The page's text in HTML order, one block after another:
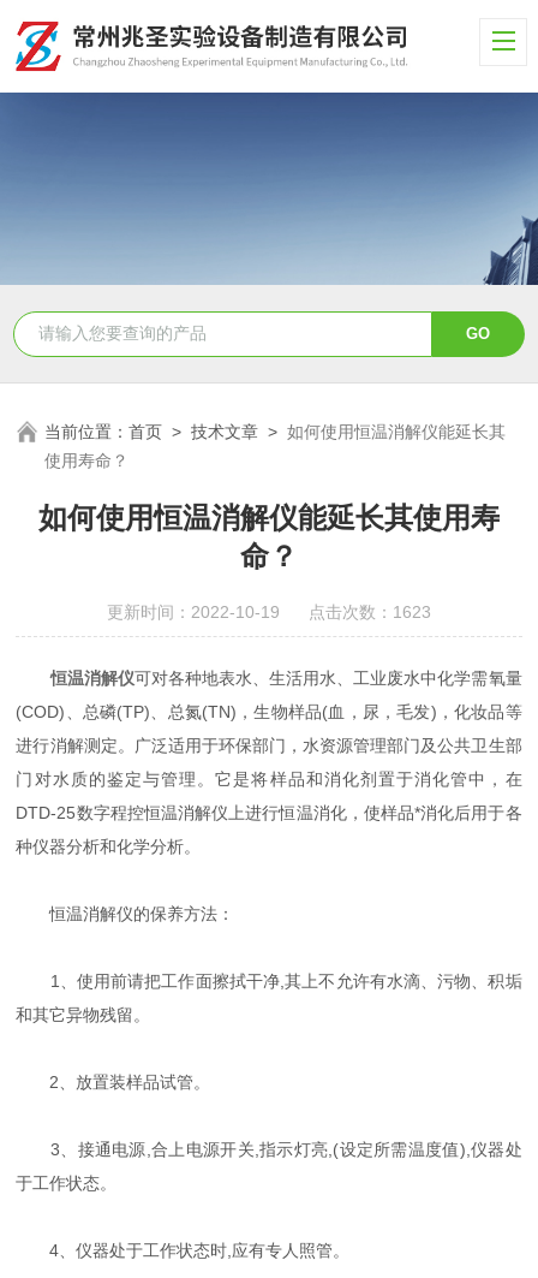
当前位置：首页 >技术文章 >如何使用恒温消解仪能延长其
使用寿命？
如何使用恒温消解仪能延长其使用寿
命？
更新时间：2022-10-19 点击次数：1623
恒温消解仪可对各种地表水、生活用水、工业废水中化学需氧量
(COD)、总磷(TP)、总氮(TN)，生物样品(血，尿，毛发)，化妆品等
进行消解测定。广泛适用于环保部门，水资源管理部门及公共卫生部
门对水质的鉴定与管理。它是将样品和消化剂置于消化管中，在
DTD-25数字程控恒温消解仪上进行恒温消化，使样品*消化后用于各
种仪器分析和化学分析。
恒温消解仪的保养方法：
1、使用前请把工作面擦拭干净,其上不允许有水滴、污物、积垢
和其它异物残留。
2、放置装样品试管。
3、接通电源,合上电源开关,指示灯亮,(设定所需温度值),仪器处
于工作状态。
4、仪器处于工作状态时,应有专人照管。